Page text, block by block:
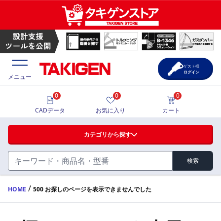
ハンドル・取手・つまみ・周辺機器
FA・A
蝶番・ステー・周辺機器
価格一覧
製品カタログ
メニュー
カテゴリから探す
検索
0
CADデータ
0
お気に入り
0
カート
ゲスト様
ログイン
HOME / 500 お探しのページを表示できませんでした